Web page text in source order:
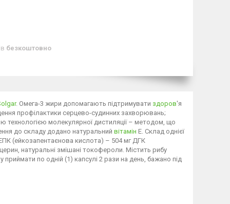
безкоштовно
. Омега-3 жири допомагають підтримувати здоров'я
профілактики серцево-судинних захворювань;
технологією молекулярної дистиляції – методом, що
до складу додано натуральний вітамін Е. Склад однієї
(ейкозапентаєнова кислота) – 504 мг ДГК
натуральні змішані токофероли. Містить рибу
по одній (1) капсулі 2 рази на день, бажано під